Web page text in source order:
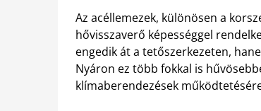
Az acéllemezek, különösen a
hővisszaverő képességgel
engedik át a tetőszerkezeten,
Nyáron ez több fokkal is
klímaberendezések